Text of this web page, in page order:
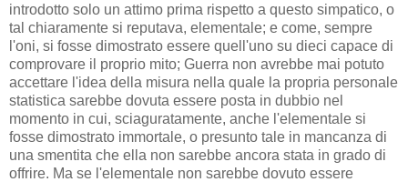
introdotto solo un attimo prima rispetto a questo simpatico, o
tal chiaramente si reputava, elementale; e come, sempre
l'oni, si fosse dimostrato essere quell'uno su dieci capace di
comprovare il proprio mito; Guerra non avrebbe mai potuto
accettare l'idea della misura nella quale la propria personale
statistica sarebbe dovuta essere posta in dubbio nel
momento in cui, sciaguratamente, anche l'elementale si
fosse dimostrato immortale, o presunto tale in mancanza di
una smentita che ella non sarebbe ancora stata in grado di
offrire. Ma se l'elementale non sarebbe dovuto essere